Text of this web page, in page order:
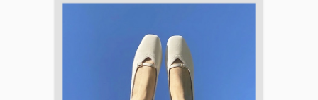
易，需依本服務之必要範圍內提供個人資料，並將交易相關給付款項請求債
３．未成年的使用者請事先徵得法定代理人或監護人之同意方可使用
「AFTEE先享後付」，若未經同意申辦者引起之損失，本公司不負相關責
４．使用「AFTEE先享後付」時，將依據個別帳號之用戶狀況，依本公司即